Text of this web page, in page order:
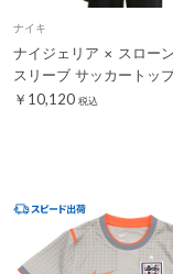
ナイキ
ナイジェリア × スロー
スリーブ サッカートッ
￥10,120 税込